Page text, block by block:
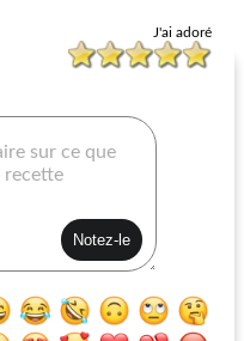
tarte à la pomme de terre
J'ai adoré